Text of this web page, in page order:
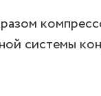
системы